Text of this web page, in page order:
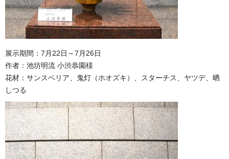
展示期間：7月22日～7月26日
作者：池坊明流 小渋恭園様
花材：サンスベリア、鬼灯（ホオズキ）、スターチス、ヤツデ、晒
しつる